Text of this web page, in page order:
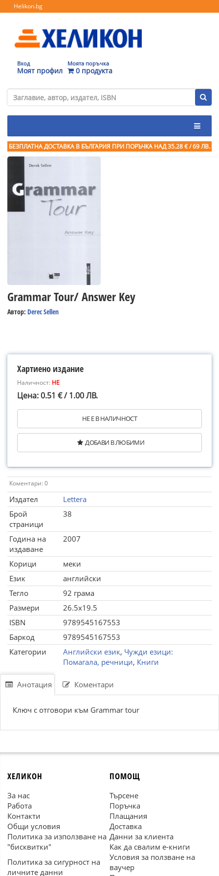
Helikon.bg
Вход
Моят профил
Моята поръчка
0 продукта
БЕЗПЛАТНА ДОСТАВКА В БЪЛГАРИЯ ПРИ ПОРЪЧКА НАД 35.28 € / 69 ЛВ.
Grammar Tour/ Answer Key
Автор: Derec Sellen
Хартиено издание
Наличност: НЕ
Цена: 0.51 € / 1.00 ЛВ.
НЕ Е В НАЛИЧНОСТ
ДОБАВИ В ЛЮБИМИ
Коментари: 0
Издател
Lettera
Брой
страници
38
Година на
издаване
2007
Корици
меки
Език
английски
Тегло
92 грама
Размери
26.5x19.5
ISBN
9789545167553
Баркод
9789545167553
Категории
Английски език, Чужди езици:
Помагала, речници, Книги
Анотация Коментари
Ключ с отговори към Grammar tour
ХЕЛИКОН
За нас
Работа
Контакти
Общи условия
Политика за използване на
"бисквитки"
Политика за сигурност на
личните данни
ПОМОЩ
Търсене
Поръчка
Плащания
Доставка
Данни за клиента
Как да свалим е-книги
Условия за ползване на
ваучер